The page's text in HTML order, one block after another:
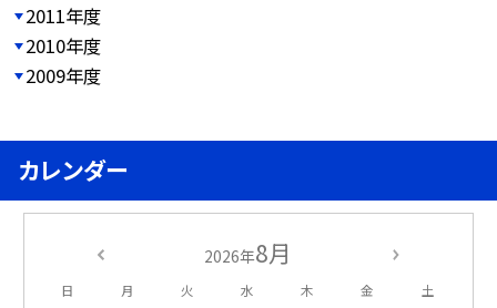
2011年度
2010年度
2009年度
カレンダー
2026年8月
日 月 火 水 木 金 土